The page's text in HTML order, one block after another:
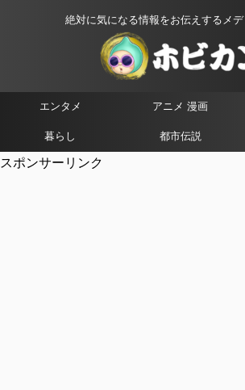
絶対に気になる情報をお伝えするメデ
エンタメ アニメ 漫画
暮らし 都市伝説
スポンサーリンク